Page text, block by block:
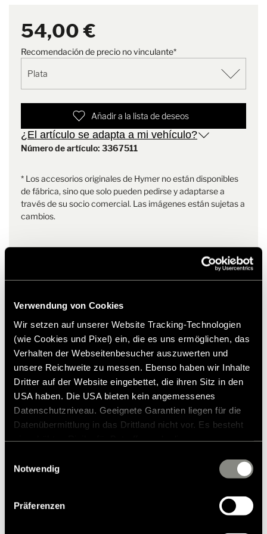
Verwendung von Cookies
Wir setzen auf unserer Website Tracking-Technologien
(wie Cookies und Pixel) ein, die es uns ermöglichen, das
Verhalten der Webseitenbesucher auszuwerten und
unsere Reichweite zu messen. Ebenso haben wir Inhalte
Dritter auf der Website eingebettet, die ihren Sitz in den
USA haben. Die USA bieten kein angemessenes
Datenschutzniveau. Geeignete Garantien liegen für die
Datenübermittlung in das Drittland nicht vor. Es besteht
zustehen. Eingesetzte Dienstleister können Daten für
zusammenführen. Weitere Informationen finden Sie in
unsererDatenschutzerklärung
. Akzeptieren Sie oder
Notwendig
Präferenzen
Alcance de la entrega
sensores (es decir, 2 paquetes)
54,00 €
Recomendación de precio no vinculante*
Añadir a la lista de deseos
¿El artículo se adapta a mi vehículo?
Número de artículo: 3367511
* Los accesorios originales de Hymer no están disponibles
de fábrica, sino que solo pueden pedirse y adaptarse a
través de su socio comercial. Las imágenes están sujetas a
cambios.
Productos similares